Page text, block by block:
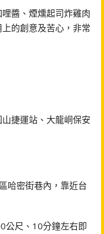
醬、煙燻起司炸雞肉
的創意及苦心，非常
捷運站、大龍峒保安
哈密街巷內，靠近台
公尺、10分鐘左右即